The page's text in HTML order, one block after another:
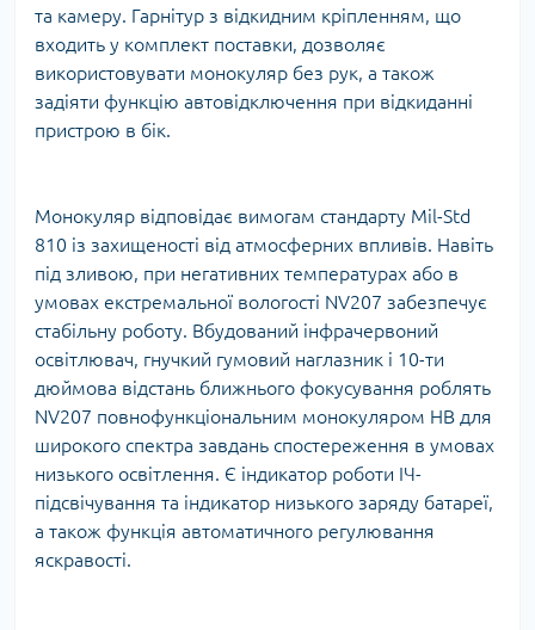
та камеру. Гарнітур з відкидним кріпленням, що
входить у комплект поставки, дозволяє
використовувати монокуляр без рук, а також
задіяти функцію автовідключення при відкиданні
пристрою в бік.
Монокуляр відповідає вимогам стандарту Mil-Std
810 із захищеності від атмосферних впливів. Навіть
під зливою, при негативних температурах або в
умовах екстремальної вологості NV207 забезпечує
стабільну роботу. Вбудований інфрачервоний
освітлювач, гнучкий гумовий наглазник і 10-ти
дюймова відстань ближнього фокусування роблять
NV207 повнофункціональним монокуляром НВ для
широкого спектра завдань спостереження в умовах
низького освітлення. Є індикатор роботи ІЧ-
підсвічування та індикатор низького заряду батареї,
а також функція автоматичного регулювання
яскравості.